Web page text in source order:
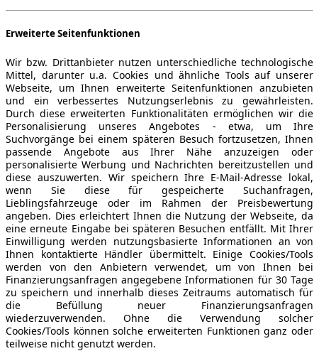
Erweiterte Seitenfunktionen
Wir bzw. Drittanbieter nutzen unterschiedliche technologische
Mittel, darunter u.a. Cookies und ähnliche Tools auf unserer
Webseite, um Ihnen erweiterte Seitenfunktionen anzubieten
und ein verbessertes Nutzungserlebnis zu gewährleisten.
Durch diese erweiterten Funktionalitäten ermöglichen wir die
Personalisierung unseres Angebotes - etwa, um Ihre
Suchvorgänge bei einem späteren Besuch fortzusetzen, Ihnen
passende Angebote aus Ihrer Nähe anzuzeigen oder
personalisierte Werbung und Nachrichten bereitzustellen und
diese auszuwerten. Wir speichern Ihre E-Mail-Adresse lokal,
wenn Sie diese für gespeicherte Suchanfragen,
Lieblingsfahrzeuge oder im Rahmen der Preisbewertung
angeben. Dies erleichtert Ihnen die Nutzung der Webseite, da
eine erneute Eingabe bei späteren Besuchen entfällt. Mit Ihrer
Einwilligung werden nutzungsbasierte Informationen an von
Ihnen kontaktierte Händler übermittelt. Einige Cookies/Tools
werden von den Anbietern verwendet, um von Ihnen bei
Finanzierungsanfragen angegebene Informationen für 30 Tage
zu speichern und innerhalb dieses Zeitraums automatisch für
die Befüllung neuer Finanzierungsanfragen
wiederzuverwenden. Ohne die Verwendung solcher
Cookies/Tools können solche erweiterten Funktionen ganz oder
teilweise nicht genutzt werden.